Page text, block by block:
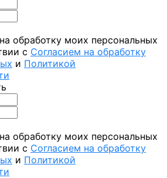
обработку моих персональных
с Согласием на обработку
и Политикой
обработку моих персональных
с Согласием на обработку
и Политикой